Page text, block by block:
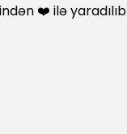
❤️ ilə yaradılıb